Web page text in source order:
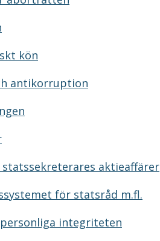
kön
antikorruption
statssekreterares aktieaffärer
för statsråd m.fl.
personliga integriteten